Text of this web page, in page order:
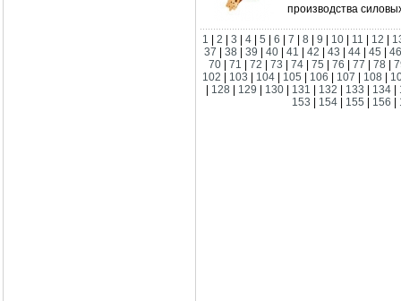
производства
1 2 3 4 5 6 7 8 9 10 11 12
37
|38 |39 |40 |41 |42 |43 |44 |45 |
70
71 72 73 74 75 76 77 78
102
103 104 105 106 107 108
128 129 130 131 132 133 134
153
154 155 156